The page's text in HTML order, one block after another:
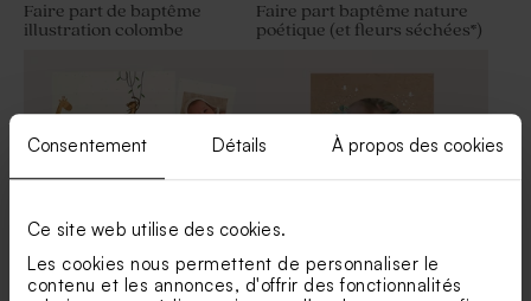
Consentement Détails À propos des cookies
Ce site web utilise des cookies.
Les cookies nous permettent de personnaliser le
contenu et les annonces, d'offrir des fonctionnalités
Faire part de baptême
illustration colombe
Faire part baptême nature
poétique (et fleurs séchées*)